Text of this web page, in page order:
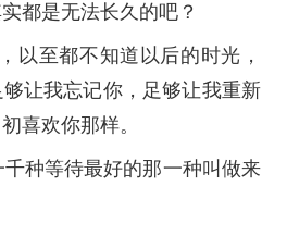
都是无法长久的吧？
以至都不知道以后的时光，
让我忘记你，足够让我重新
喜欢你那样。
种等待最好的那一种叫做来